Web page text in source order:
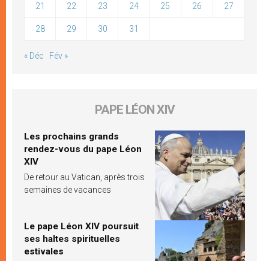
21 22 23 24 25 26 27
28 29 30 31
« Déc Fév »
PAPE LÉON XIV
Les prochains grands
rendez-vous du pape Léon
XIV
De retour au Vatican, après trois
semaines de vacances
Le pape Léon XIV poursuit
ses haltes spirituelles
estivales